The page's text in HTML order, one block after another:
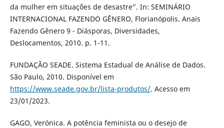
da mulher em situações de desastre”. In: SEMINÁRIO
INTERNACIONAL FAZENDO GÊNERO, Florianópolis. Anais
Fazendo Gênero 9 - Diásporas, Diversidades,
Deslocamentos, 2010. p. 1-11.
FUNDAÇÃO SEADE. Sistema Estadual de Análise de Dados.
São Paulo, 2010. Disponível em
https://www.seade.gov.br/lista-produtos/. Acesso em
23/01/2023.
GAGO, Verónica. A potência feminista ou o desejo de